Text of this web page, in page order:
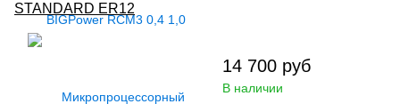
STANDARD ER12
14 700 руб
В наличии